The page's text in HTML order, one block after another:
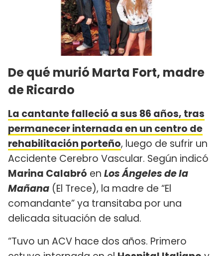
De qué murió Marta Fort, madre
de Ricardo
La cantante falleció a sus 86 años, tras
permanecer internada en un centro de
rehabilitación porteño, luego de sufrir un
Accidente Cerebro Vascular. Según indicó
Marina Calabró en Los Ángeles de la
Mañana (El Trece), la madre de “El
comandante” ya transitaba por una
delicada situación de salud.
“Tuvo un ACV hace dos años. Primero